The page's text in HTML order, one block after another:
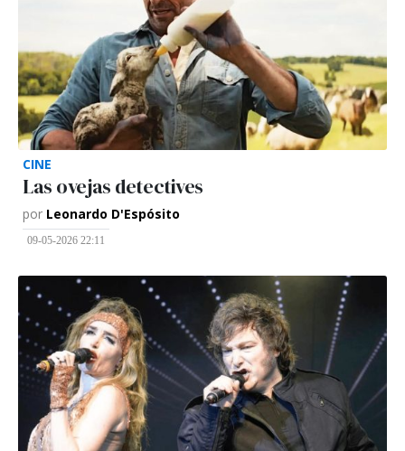
CINE
Las ovejas detectives
por Leonardo D'Espósito
09-05-2026 22:11